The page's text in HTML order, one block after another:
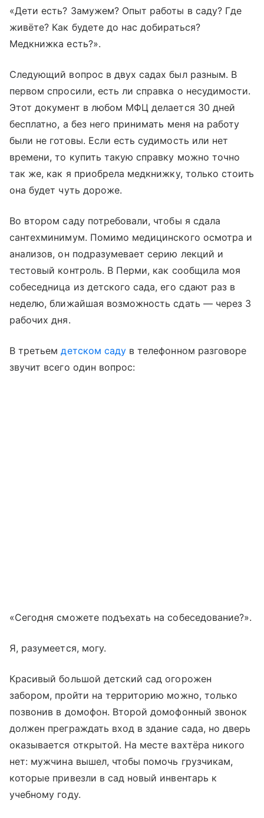
«Дети есть? Замужем? Опыт работы в саду? Где
живёте? Как будете до нас добираться?
Медкнижка есть?».
Следующий вопрос в двух садах был разным. В
первом спросили, есть ли справка о несудимости.
Этот документ в любом МФЦ делается 30 дней
бесплатно, а без него принимать меня на работу
были не готовы. Если есть судимость или нет
времени, то купить такую справку можно точно
так же, как я приобрела медкнижку, только стоить
она будет чуть дороже.
Во втором саду потребовали, чтобы я сдала
сантехминимум. Помимо медицинского осмотра и
анализов, он подразумевает серию лекций и
тестовый контроль. В Перми, как сообщила моя
собеседница из детского сада, его сдают раз в
неделю, ближайшая возможность сдать — через 3
рабочих дня.
В третьемдетском саду в телефонном разговоре
звучит всего один вопрос:
«Сегодня сможете подъехать на собеседование?».
Я, разумеется, могу.
Красивый большой детский сад огорожен
забором, пройти на территорию можно, только
позвонив в домофон. Второй домофонный звонок
должен преграждать вход в здание сада, но дверь
оказывается открытой. На месте вахтёра никого
нет: мужчина вышел, чтобы помочь грузчикам,
которые привезли в сад новый инвентарь к
учебному году.